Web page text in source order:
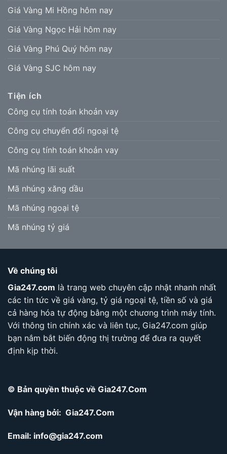
Giá Vàng Mi Hồng hôm nay
Giá Vàng Ngọc Hải hôm nay
Giá Vàng Phú Quý hôm nay
Giá Vàng SJC hôm nay
Tiện ích
Công cụ tính toán khoản vay
Công cụ chuyển đổi ngoại tệ
Công cụ tính toán khoản vay
Mã nhúng lãi suất
Mã nhúng xăng dầu
Mã nhúng ngoại tệ
Mã nhúng tỷ giá
Về chúng tôi
Gia247.com là trang web chuyên cập nhật nhanh nhất
các tin tức về giá vàng, tỷ giá ngoại tệ, tiền số và giá
cả hàng hóa tự động bằng một chương trình máy tính.
Với thông tin chính xác và liên tục, Gia247.com giúp
bạn nắm bắt biến động thị trường để đưa ra quyết
định kịp thời.
© Bản quyền thuộc về Gia247.Com
Vận hàng bởi: Gia247.Com
Email: info@gia247.com